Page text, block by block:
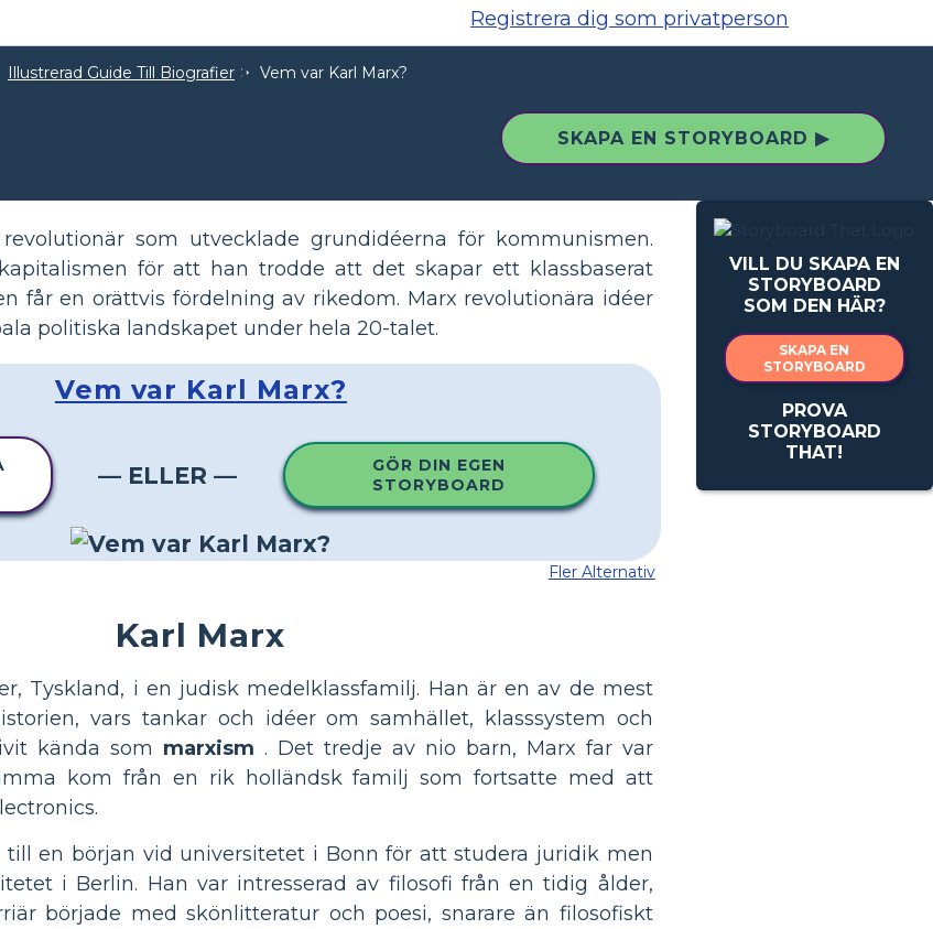
Registrera dig som privatperson
Illustrerad Guide Till Biografier Vem var Karl Marx?
SKAPA EN STORYBOARD ▶
VILL DU SKAPA EN
STORYBOARD
SOM DEN HÄR?
SKAPA EN
STORYBOARD
PROVA
STORYBOARD
THAT!
som utvecklade grundidéerna för kommunismen.
för att han trodde att det skapar ett klassbaserat
får en orättvis fördelning av rikedom. Marx revolutionära idéer
politiska landskapet under hela 20-talet.
Vem var Karl Marx?
— ELLER —
GÖR DIN EGEN
STORYBOARD
Fler Alternativ
Karl Marx
Tyskland, i en judisk medelklassfamilj. Han är en av de mest
vars tankar och idéer om samhället, klasssystem och
kända som marxism . Det tredje av nio barn, Marx far var
kom från en rik holländsk familj som fortsatte med att
till en början vid universitetet i Bonn för att studera juridik men
i Berlin. Han var intresserad av filosofi från en tidig ålder,
började med skönlitteratur och poesi, snarare än filosofiskt